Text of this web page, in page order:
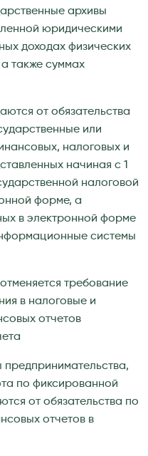
архивы
юридическими
доходах физических
также суммах
от обязательства
или
налоговых и
начиная с 1
налоговой
форме, а
в электронной форме
системы
требование
в налоговые и
отчетов
предпринимательства,
по фиксированной
от обязательства по
отчетов в